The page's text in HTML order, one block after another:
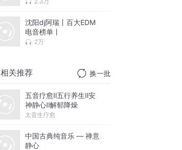
沈阳dj阿瑞丨百大EDM
电音榜单丨
2万
相关推荐 换一批
五音疗愈Ⅱ五行养生Ⅱ安
神静心Ⅱ解郁降燥
太音生疗愈
中国古典纯音乐 — 禅意
静心